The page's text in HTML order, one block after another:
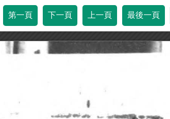
第一頁 下一頁 上一頁 最後一頁